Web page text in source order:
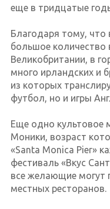
еще в тридцатые
Благодаря тому,
большое
Великобритании, в
много ирландских и
из которых
футбол, но и игры
Еще одно культовое
Моники, возраст
«Santa Monica Pier»
фестиваль «Вкус
все желающие могут
местных ресторанов.